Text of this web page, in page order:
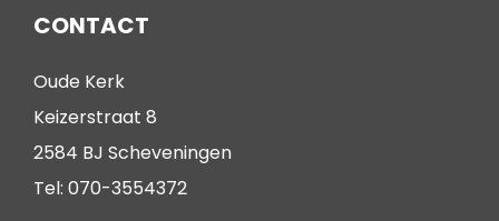
CONTACT
Oude Kerk
Keizerstraat 8
2584 BJ Scheveningen
Tel: 070-3554372